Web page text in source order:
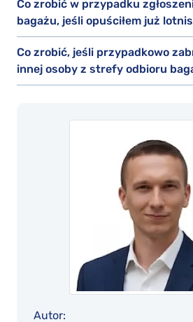
Co zrobić w przypadku
bagażu, jeśli opuściłem już
Co zrobić, jeśli przypadkowo
innej osoby z strefy odbioru
Autor: